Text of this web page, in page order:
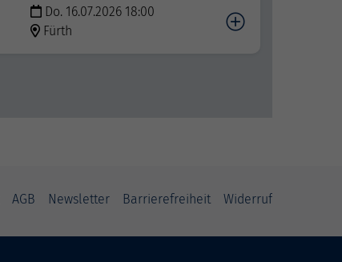
Do. 16.07.2026 18:00
Fürth
AGB Newsletter Barrierefreiheit Widerruf